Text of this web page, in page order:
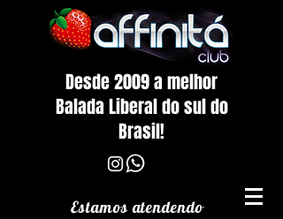
Desde 2009 a melhor
Balada Liberal do sul do
Brasil!
Estamos atendendo